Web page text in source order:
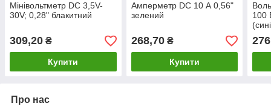
Мінівольтметр DC 3,5V-
30V; 0,28" блакитний
309,20 ₴
Купити
Амперметр DC 10 А 0,56"
зелений
268,70₴
Купити
100
Про нас